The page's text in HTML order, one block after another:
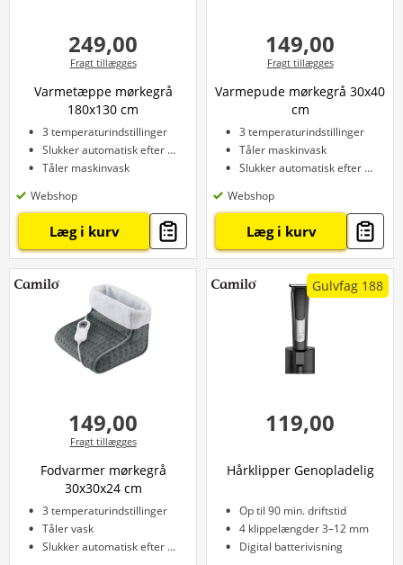
249,00
Fragt tillægges
Varmetæppe mørkegrå
180x130 cm
3 temperaturindstillinger
Slukker automatisk efter 3 timer
Tåler maskinvask
Webshop
Læg i kurv
149,00
Fragt tillægges
Varmepude mørkegrå 30x40
cm
3 temperaturindstillinger
Tåler maskinvask
Slukker automatisk efter 90 minutter
Webshop
Læg i kurv
149,00
Fragt tillægges
Fodvarmer mørkegrå
30x30x24 cm
3 temperaturindstillinger
Tåler vask
Slukker automatisk efter 90 minutter
Gulvfag 188
119,00
Hårklipper Genopladelig
Op til 90 min. driftstid
4 klippelængder 3–12 mm
Digital batterivisning